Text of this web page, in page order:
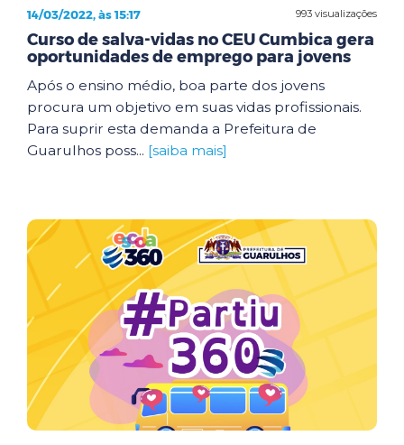
993 visualizações
14/03/2022, às 15:17
Curso de salva-vidas no CEU Cumbica gera
oportunidades de emprego para jovens
Após o ensino médio, boa parte dos jovens
procura um objetivo em suas vidas profissionais.
Para suprir esta demanda a Prefeitura de
Guarulhos poss... [saiba mais]